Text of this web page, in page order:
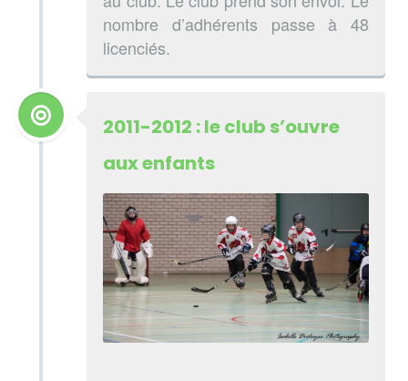
nombre d’adhérents passe à 48
licenciés.
2011-2012 : le club s’ouvre
aux enfants